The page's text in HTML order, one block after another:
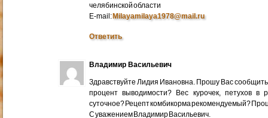
челябинской области
E-mail:Milayamilaya1978@mail.ru
Ответить
Владимир Васильевич
Здравствуйте Лидия Ивановна. Прошу Вас
процент выводимости? Вес курочек, петухов в
суточное? Рецепт комбикорма рекомендуемый?
С уважением Владимир Васильевич.